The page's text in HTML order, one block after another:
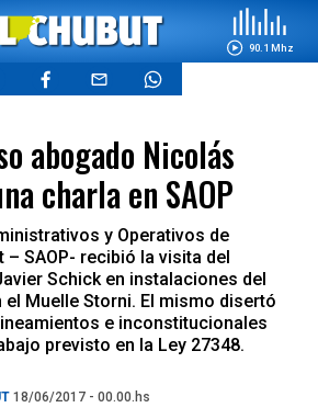
90.1 Mhz
abogado Nicolás
charla en SAOP
y Operativos de
– SAOP- recibió la visita del
Schick en instalaciones del
Muelle Storni. El mismo disertó
e inconstitucionales
previsto en la Ley 27348.
18/06/2017 - 00.00.hs